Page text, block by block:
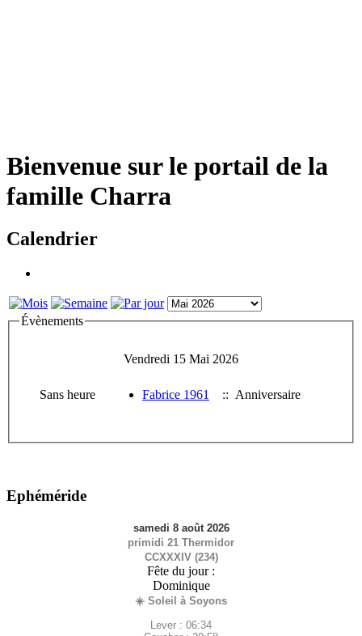
Bienvenue sur le portail de la
famille Charra
Calendrier
Évènements
Vendredi 15 Mai 2026
Sans heure Fabrice 1961 :: Anniversaire
Ephéméride
samedi 8 août 2026
primidi 21 Thermidor
CCXXXIV (234)
Fête du jour :
Dominique
☀️ Soleil à Soyons
Lever : 06:34